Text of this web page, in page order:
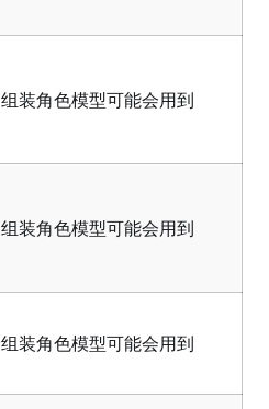
组装角色模型可能会用到
组装角色模型可能会用到
组装角色模型可能会用到